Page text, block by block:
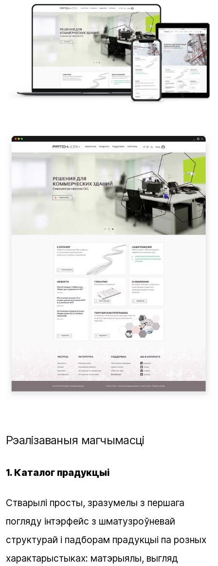
Рэалізаваныя магчымасці
1. Каталог прадукцыі
Стварылі просты, зразумелы з першага
погляду інтэрфейс з шматузроўневай
структурай і падборам прадукцыі па розных
характарыстыках: матэрыялы, выгляд